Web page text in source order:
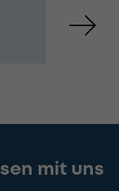
mit uns